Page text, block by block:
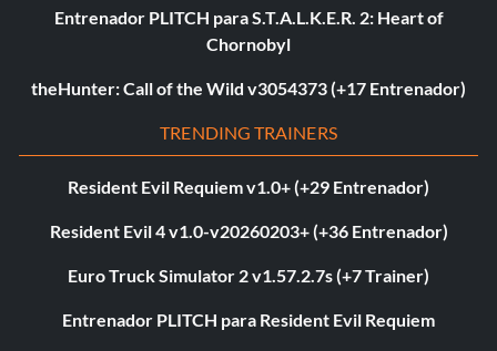
Entrenador PLITCH para S.T.A.L.K.E.R. 2: Heart of
Chornobyl
theHunter: Call of the Wild v3054373 (+17 Entrenador)
TRENDING TRAINERS
Resident Evil Requiem v1.0+ (+29 Entrenador)
Resident Evil 4 v1.0-v20260203+ (+36 Entrenador)
Euro Truck Simulator 2 v1.57.2.7s (+7 Trainer)
Entrenador PLITCH para Resident Evil Requiem